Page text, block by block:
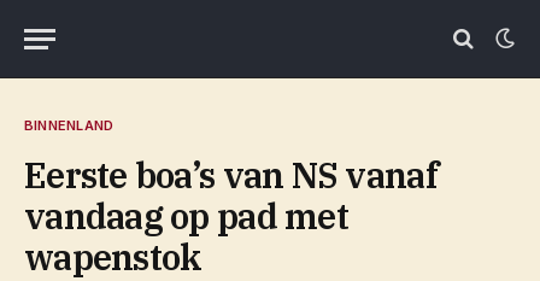
BINNENLAND
Eerste boa’s van NS vanaf
vandaag op pad met
wapenstok